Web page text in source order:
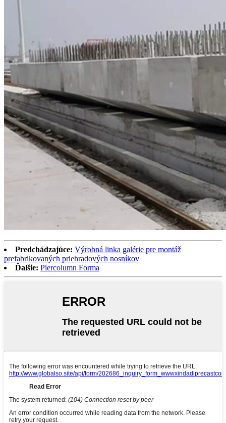
Predchádzajúce: Výrobná linka galérie pre montáž
prefabrikovaných priehradových nosníkov
Ďalšie: Piercolumn Forma